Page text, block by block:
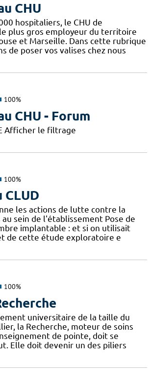
CHU
hospitaliers, le CHU de
plus gros employeur du territoire
et Marseille. Dans cette rubrique
de poser vos valises chez nous
100%
CHU - Forum
Afficher le filtrage
100%
CLUD
les actions de lutte contre la
sein de l'établissement Pose de
implantable : et si on utilisait
de cette étude exploratoire e
100%
universitaire de la taille du
la Recherche, moteur de soins
de pointe, doit se
Elle doit devenir un des piliers